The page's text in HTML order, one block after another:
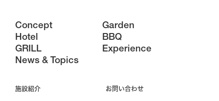
Concept
Garden
Hotel
BBQ
GRILL
Experience
News & Topics
施設紹介 お問い合わせ